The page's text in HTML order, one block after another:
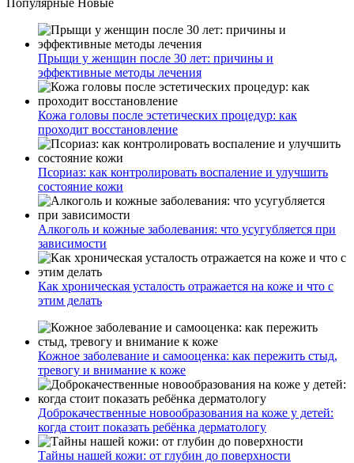
Прыщи у женщин после 30 лет: причины и
эффективные методы лечения
Кожа головы после эстетических процедур: как
проходит восстановление
Псориаз: как контролировать воспаление и улучшить
состояние кожи
Алкоголь и кожные заболевания: что усугубляется при
зависимости
Как хроническая усталость отражается на коже и что с
этим делать
Кожное заболевание и самооценка: как пережить стыд,
тревогу и внимание к коже
Доброкачественные новообразования на коже у детей:
когда стоит показать ребёнка дерматологу
Тайны нашей кожи: от глубин до поверхности